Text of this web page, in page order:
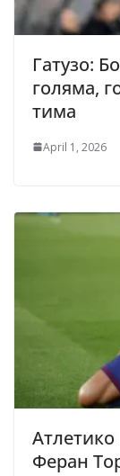
Гатузо:
голяма,
тима
April 1, 2026
Феран